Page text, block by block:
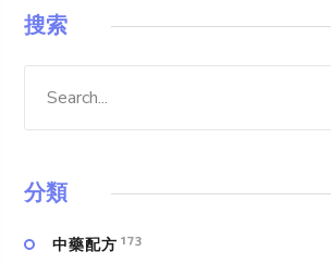
搜索
分類
中藥配方 173